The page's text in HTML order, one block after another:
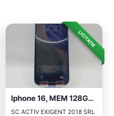
LICITAȚIE
Iphone 16, MEM 128GB, RAM 8GB, Ultramari...
SC ACTIV EXIGENT 2018 SRL